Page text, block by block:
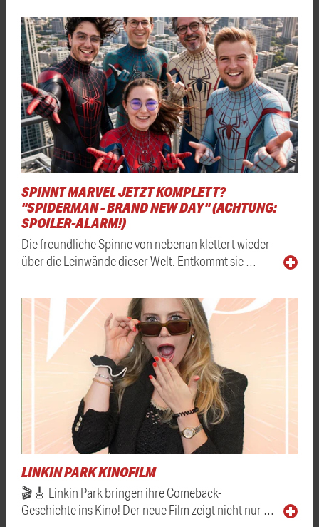
SPINNT MARVEL JETZT KOMPLETT?
"SPIDERMAN - BRAND NEW DAY" (ACHTUNG:
SPOILER-ALARM!)
Die freundliche Spinne von nebenan klettert wieder
über die Leinwände dieser Welt. Entkommt sie …
LINKIN PARK KINOFILM
🎬🎸 Linkin Park bringen ihre Comeback-
Geschichte ins Kino! Der neue Film zeigt nicht nur …